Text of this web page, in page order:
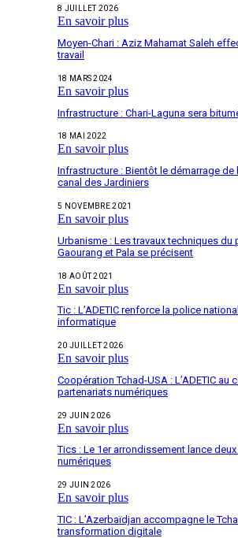
8 JUILLET 2026
En savoir plus
Moyen-Chari : Aziz Mahamat Saleh
travail
18 MARS 2024
En savoir plus
Infrastructure : Chari-Laguna sera
18 MAI 2022
En savoir plus
Infrastructure : Bientôt le démarrage de
canal des Jardiniers
5 NOVEMBRE 2021
En savoir plus
Urbanisme : Les travaux techniques du
Gaourang et Pala se précisent
18 AOÛT 2021
En savoir plus
Tic : L’ADETIC renforce la police
informatique
20 JUILLET 2026
En savoir plus
Coopération Tchad-USA : L’ADETIC
partenariats numériques
29 JUIN 2026
En savoir plus
Tics : Le 1er arrondissement lance
numériques
29 JUIN 2026
En savoir plus
TIC : L’Azerbaïdjan accompagne le
transformation digitale